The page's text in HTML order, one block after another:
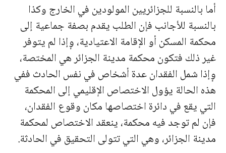
أما بالنسبة للجزائريين المولودين في الخارج وكذا
بالنسبة للأجانب فإن الطلب يقدم بصفة جماعية إلى
محكمة المسكن أو الإقامة الاعتيادية، وٕإذا لم يتوفر
غير ذلك فتكون محكمة مدينة الجزائر هي المختصة،
وٕإذا شمل الفقدان عدة أشخاص في نفس الحادث ففي
هذه الحالة يؤول الاختصاص الإقليمي إلى المحكمة
التي يقع في دائرة اختصاصها مكان وقوع الفقدان،
فإن لم توجد فيه محكمة، ينعقد الاختصاص لمحكمة
مدينة الجزائر، وهي التي تتولى التحقيق في الحادثة.